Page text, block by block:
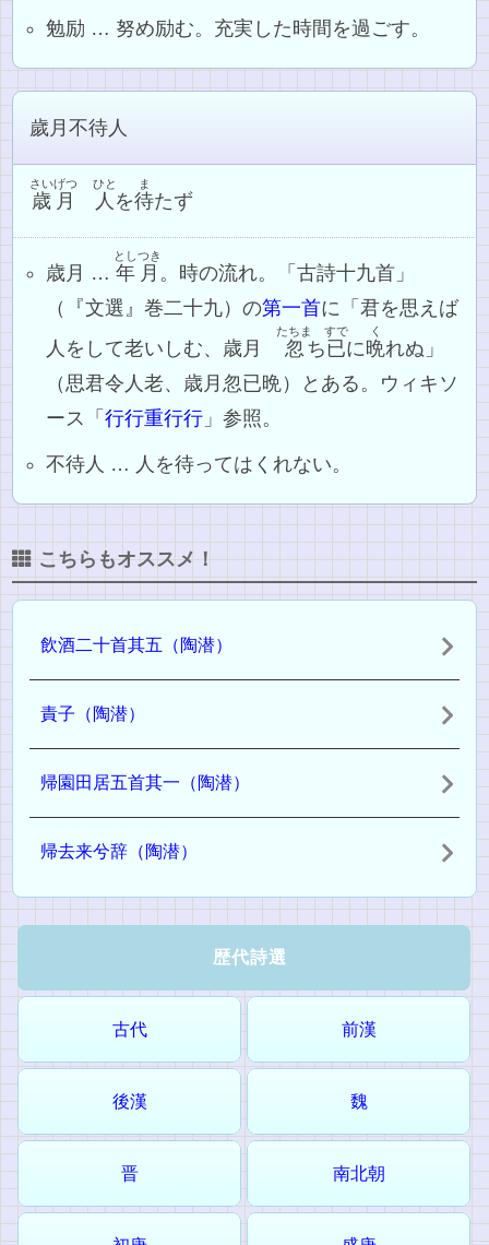
勉励 … 努め励む。充実した時間を過ごす。
歲月不待人
歳月
さいげつ
人
ひと
を待
ま
たず
歳月 …年月
としつき
。時の流れ。「古詩十九首」
（『文選』巻二十九）の第一首に「君を思えば
人をして老いしむ、歳月
忽
たちま
ち已
すで
に晩
く
れぬ」
（思君令人老、歳月忽已晩）とある。ウィキソ
ース「行行重行行 」参照。
不待人 … 人を待ってはくれない。
こちらもオススメ！
飲酒二十首其五（陶潜）
責子（陶潜）
帰園田居五首其一（陶潜）
帰去来兮辞（陶潜）
歴代詩選
古代 前漢
後漢 魏
晋 南北朝